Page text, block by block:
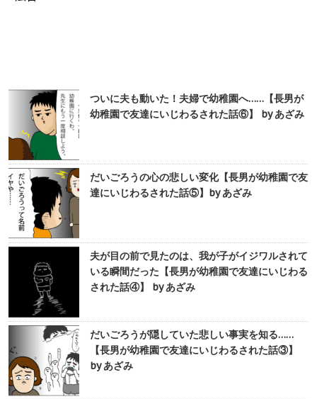
ついに夫も動いた！夫婦で幼稚園へ……【長男が
幼稚園で友達にいじわるされた話⑥】 by あざみ
だいごろうの心の悲しい変化【長男が幼稚園で友
達にいじわるされた話⑤】by あざみ
夫が目の前で見たのは、我が子がイジワルされて
いる瞬間だった【長男が幼稚園で友達にいじわる
された話④】 by あざみ
だいごろうが隠していた悲しい事実を知る……
【長男が幼稚園で友達にいじわるされた話③】
by あざみ